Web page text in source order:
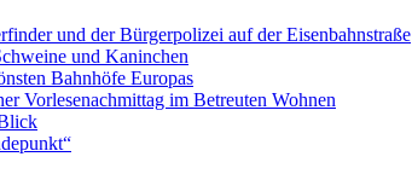
und der Bürgerpolizei auf der Eisenbahnstraße
und Kaninchen
Bahnhöfe Europas
Vorlesenachmittag im Betreuten Wohnen